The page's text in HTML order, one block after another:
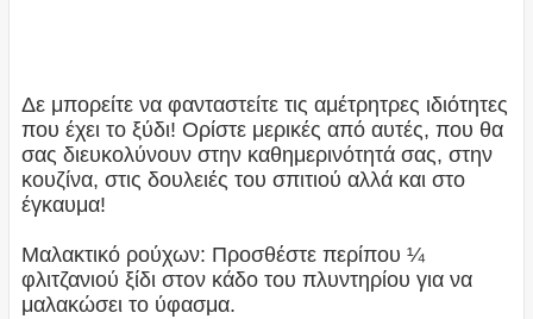
Δε μπορείτε να φανταστείτε τις αμέτρητρες ιδιότητες
που έχει το ξύδι! Ορίστε μερικές από αυτές, που θα
σας διευκολύνουν στην καθημερινότητά σας, στην
κουζίνα, στις δουλειές του σπιτιού αλλά και στο
έγκαυμα!
Μαλακτικό ρούχων: Προσθέστε περίπου ¼
φλιτζανιού ξίδι στον κάδο του πλυντηρίου για να
μαλακώσει το ύφασμα.